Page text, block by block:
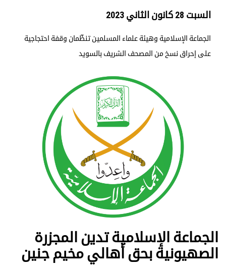
السبت 28 كانون الثاني 2023
الجماعة الإسلامية وهيئة علماء المسلمين تنظّمان وقفة احتجاجية
على إحراق نسخ من المصحف الشريف بالسويد
الجماعة الإسلامية تدين المجزرة
الصهيونية بحق أهالي مخيم جنين